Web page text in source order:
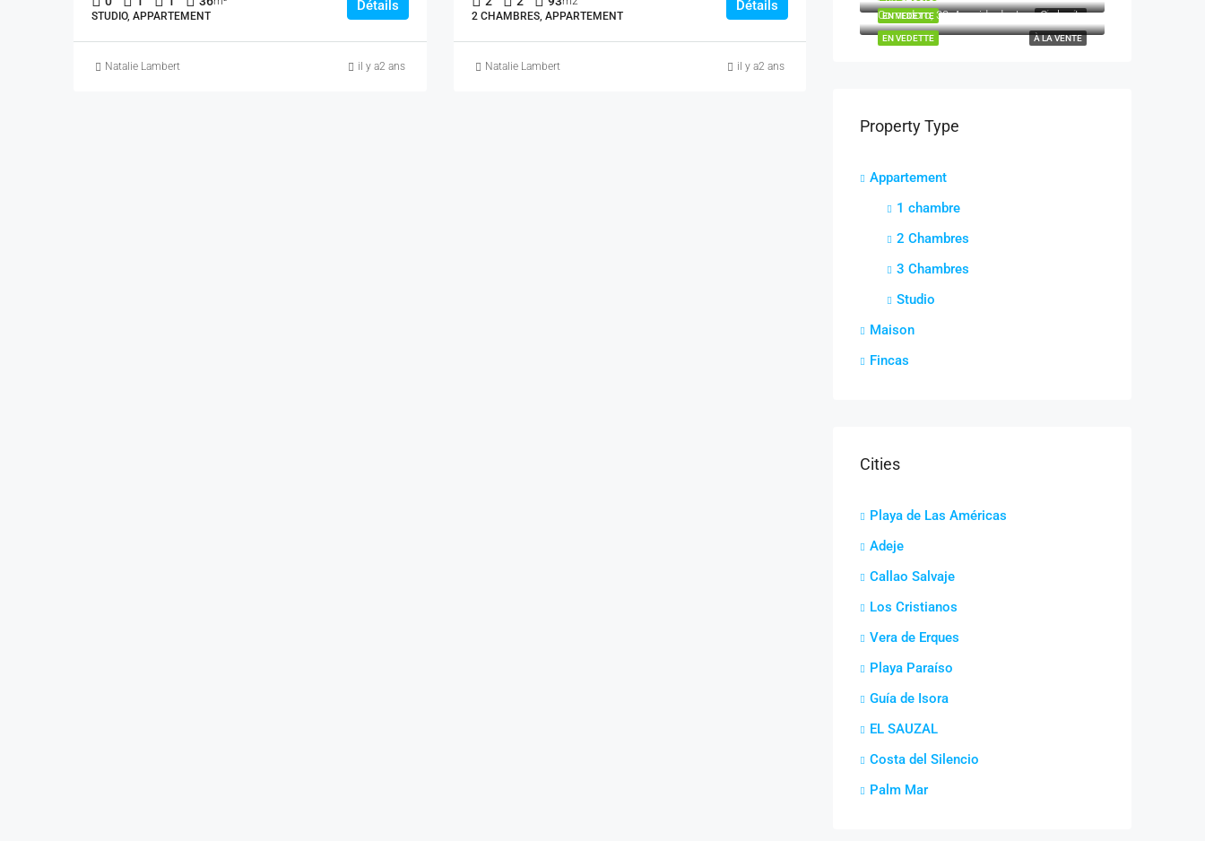
STUDIO, APPARTEMENT
Détails
Natalie Lambert il y a2 ans
2 CHAMBRES, APPARTEMENT
Détails
Natalie Lambert il y a2 ans
RÉSERVÉE
EN VEDETTE
À LA VENTE
EN VEDETTE
Comodoro, 30, Avenida de Juan Carlos I, Oasis del Sur, Los Cristianos, Arona, Santa Cruz de Tenerife, Canarias, 38650, España
Property Type
Appartement
1 chambre
2 Chambres
3 Chambres
Studio
Maison
Fincas
Cities
Playa de Las Américas
Adeje
Callao Salvaje
Los Cristianos
Vera de Erques
Playa Paraíso
Guía de Isora
EL SAUZAL
Costa del Silencio
Palm Mar